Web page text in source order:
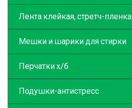
Лента клейкая, стретч-пленка
Мешки и шарики для стирки
Перчатки х/б
Подушки-антистресс